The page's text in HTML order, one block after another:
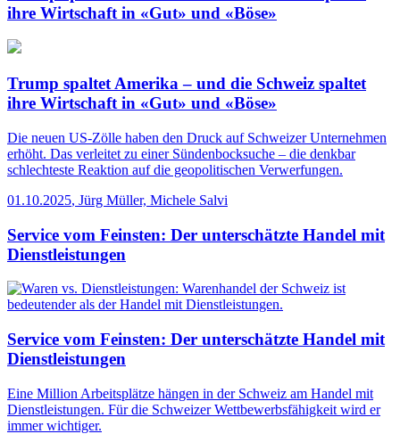
ihre Wirtschaft in «Gut» und «Böse»
Trump spaltet Amerika – und die Schweiz spaltet
ihre Wirtschaft in «Gut» und «Böse»
Die neuen US-Zölle haben den Druck auf Schweizer Unternehmen
erhöht. Das verleitet zu einer Sündenbocksuche – die denkbar
schlechteste Reaktion auf die geopolitischen Verwerfungen.
01.10.2025, Jürg Müller, Michele Salvi
Service vom Feinsten: Der unterschätzte Handel mit
Dienstleistungen
Service vom Feinsten: Der unterschätzte Handel mit
Dienstleistungen
Eine Million Arbeitsplätze hängen in der Schweiz am Handel mit
Dienstleistungen. Für die Schweizer Wettbewerbsfähigkeit wird er
immer wichtiger.